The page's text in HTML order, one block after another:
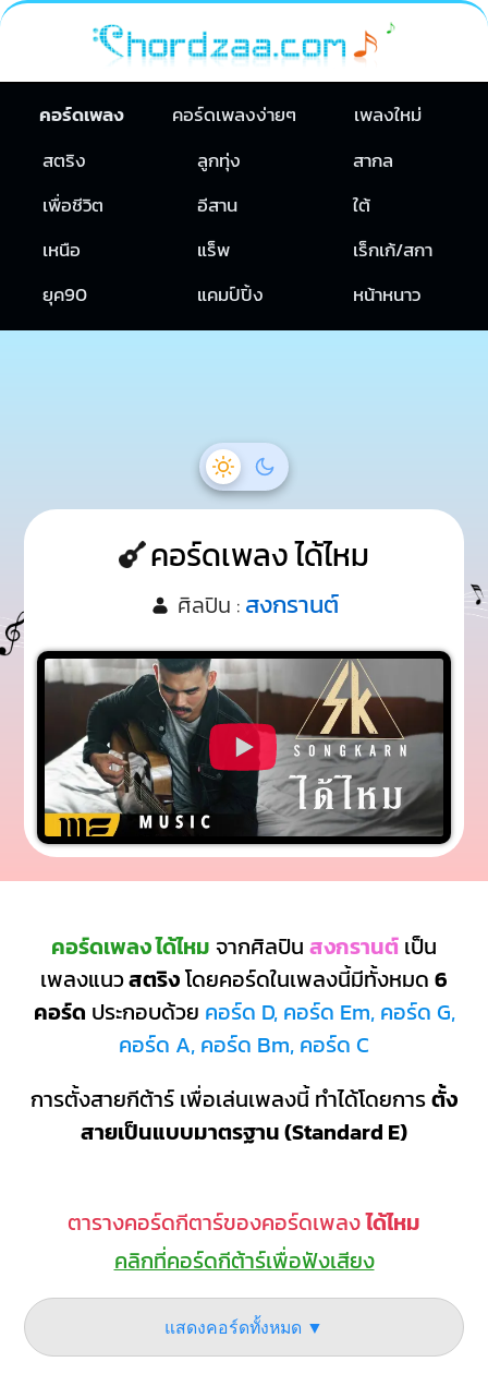
คอร์ดเพลง คอร์ดเพลงง่ายๆ
เพลงใหม่
สตริง
ลูกทุ่ง
สากล
เพื่อชีวิต
อีสาน
ใต้
เหนือ
แร็พ
เร็กเก้/สกา
ยุค90
แคมป์ปิ้ง หน้าหนาว
คอร์ดเพลง ได้ไหม
ศิลปิน : สงกรานต์
คอร์ดเพลง ได้ไหม จากศิลปิน สงกรานต์ เป็น
เพลงแนวสตริงโดยคอร์ดในเพลงนี้มีทั้งหมด 6
คอร์ด ประกอบด้วย คอร์ด D, คอร์ด Em, คอร์ด G,
คอร์ด A, คอร์ด Bm, คอร์ด C
การตั้งสายกีต้าร์ เพื่อเล่นเพลงนี้ ทำได้โดยการตั้ง
สายเป็นแบบมาตรฐาน (Standard E)
ตารางคอร์ดกีตาร์ของคอร์ดเพลงได้ไหม
คลิกที่คอร์ดกีต้าร์เพื่อฟังเสียง
แสดงคอร์ดทั้งหมด ▼